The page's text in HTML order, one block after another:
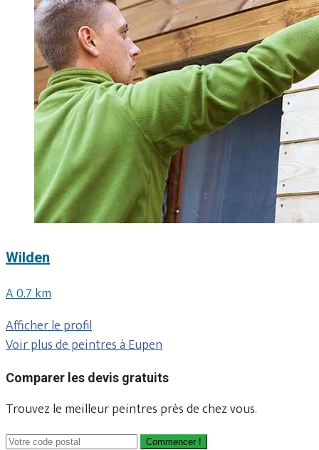
Wilden
A 0.7 km
Afficher le profil
Voir plus de peintres à Eupen
Comparer les devis gratuits
Trouvez le meilleur peintres près de chez vous.
Commencer !